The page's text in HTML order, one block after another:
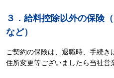
３．給料控除以外の保険
など）
ご契約の保険は、退職時、手続き
住所変更等ございましたら当社営